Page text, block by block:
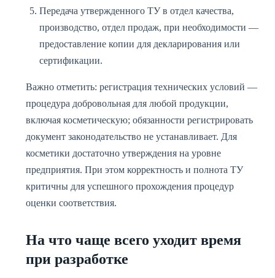
Передача утвержденного ТУ в отдел качества,
производство, отдел продаж, при необходимости —
предоставление копии для декларирования или
сертификации.
Важно отметить: регистрация технических условий —
процедура добровольная для любой продукции,
включая косметическую; обязанности регистрировать
документ законодательство не устанавливает. Для
косметики достаточно утверждения на уровне
предприятия. При этом корректность и полнота ТУ
критичны для успешного прохождения процедур
оценки соответствия.
На что чаще всего уходит время
при разработке